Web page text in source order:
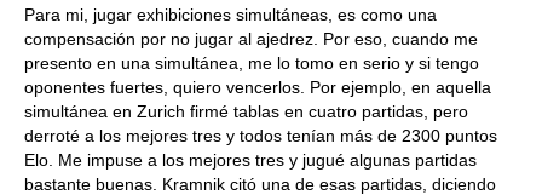
Para mi, jugar exhibiciones simultáneas, es como una
compensación por no jugar al ajedrez. Por eso, cuando me
presento en una simultánea, me lo tomo en serio y si tengo
oponentes fuertes, quiero vencerlos. Por ejemplo, en aquella
simultánea en Zurich firmé tablas en cuatro partidas, pero
derroté a los mejores tres y todos tenían más de 2300 puntos
Elo. Me impuse a los mejores tres y jugué algunas partidas
bastante buenas. Kramnik citó una de esas partidas, diciendo